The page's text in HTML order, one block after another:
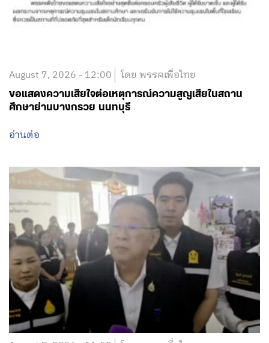
August 7, 2026 - 12:00 โดย พรรคเพื่อไทย
ขอแสดงความเสียใจต่อเหตุการณ์ความสูญเสียในสถาน
ศึกษาย่านบางกรวย นนทบุรี
อ่านต่อ